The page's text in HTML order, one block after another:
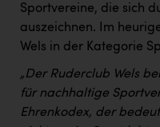
Kremsmüller Anlagenbau
Oldtimer Raststationen
Österreichischer
Sportvereine, die sich
auszeichnen. Im
Wels in der Kategorie
„Der Ruderclub Wels
für nachhaltige
Ehrenkodex, der